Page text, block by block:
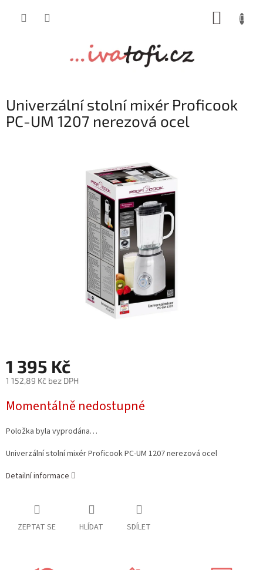
Univerzální stolní mixér Proficook
PC-UM 1207 nerezová ocel
1 395 Kč
1 152,89 Kč bez DPH
cena:
Momentálně nedostupné
Položka byla vyprodána…
Univerzální stolní mixér Proficook PC-UM 1207 nerezová ocel
Detailní informace
ZEPTAT SE HLÍDAT SDÍLET